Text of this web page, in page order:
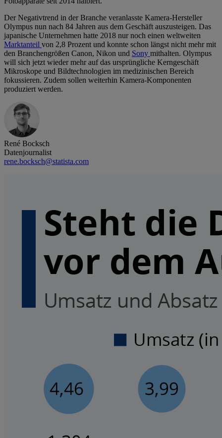
Der Negativtrend in der Branche veranlasste Kamera-Hersteller
Olympus nun nach 84 Jahren aus dem Geschäft auszusteigen. Das
japanische Unternehmen hatte 2018 nur noch einen weltweiten
Marktanteil von 2,8 Prozent und konnte schon längst nicht mehr mit
den Branchengrößen Canon, Nikon und Sony mithalten. Olympus
will sich jetzt wieder mehr auf das ursprüngliche Kerngeschäft
Mikroskope und Bildtechnologien im medizinischen Bereich
fokussieren. Zudem sollen weiterhin Kamera-Komponenten
produziert werden.
René Bocksch
Datenjournalist
rene.bocksch@statista.com